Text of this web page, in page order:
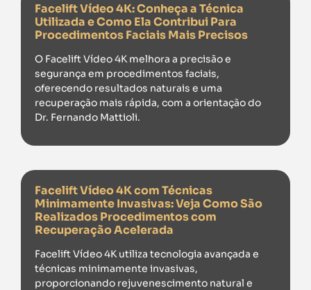
Facelift Vídeo 4K: Conheça a Técnica
Utilizada e Como Ela Contribui Para
Procedimentos Faciais Mais Precisos
O Facelift Vídeo 4K melhora a precisão e
segurança em procedimentos faciais,
oferecendo resultados naturais e uma
recuperação mais rápida, com a orientação do
Dr. Fernando Mattioli.
Facelift Vídeo 4K com Técnicas
Minimamente Invasivas: Veja Como São
Realizados Procedimentos com
Recuperação Acelerada
Facelift Vídeo 4K utiliza tecnologia avançada e
técnicas minimamente invasivas,
proporcionando rejuvenescimento natural e